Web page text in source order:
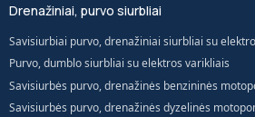
Drenažiniai, purvo siurbliai
Savisiurbiai purvo, drenažiniai siurbliai su
Purvo, dumblo siurbliai su elektros varikliais
Savisiurbės purvo, drenažinės benzininės
Savisiurbės purvo, drenažinės dyzelinės